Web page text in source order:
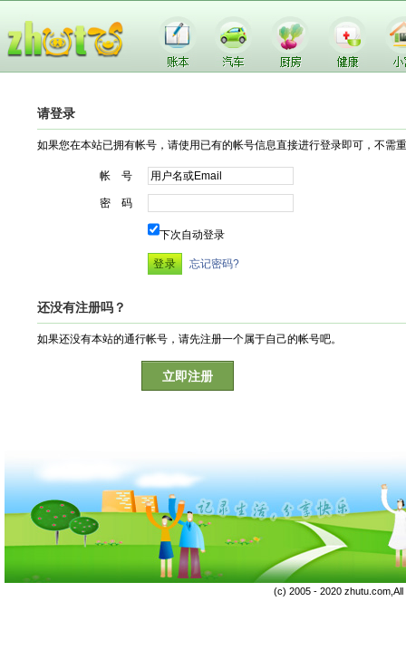
请登录
如果您在本站已拥有帐号，请使用已有的帐号信息直接进行登录即可，不需
帐 号
密 码
下次自动登录
忘记密码?
还没有注册吗？
如果还没有本站的通行帐号，请先注册一个属于自己的帐号吧。
立即注册
(c) 2005 - 2020